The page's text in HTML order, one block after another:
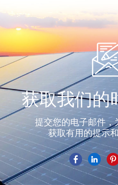
获取我们的
提交您的电子邮件，
获取有用的提示